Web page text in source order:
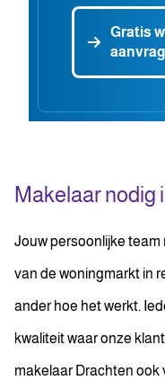
Gratis
Makelaar nodig
Jouw persoonlijke team
van de woningmarkt in
ander hoe het werkt.
kwaliteit waar onze
makelaar Drachten ook